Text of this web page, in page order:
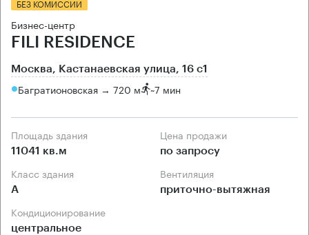
БЕЗ КОМИССИИ
Бизнес-центр
FILI RESIDENCE
Москва, Кастанаевская улица, 16 с1
Багратионовская → 720 м ~7 мин
Площадь здания
11041 кв.м
Цена продажи
по запросу
Класс здания
А
Вентиляция
приточно-вытяжная
Кондиционирование
центральное